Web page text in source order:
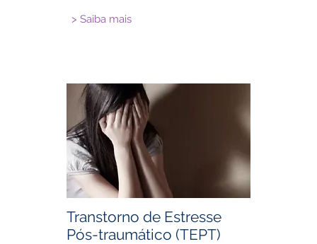
> Saiba mais
Transtorno de Estresse
Pós-traumático (TEPT)